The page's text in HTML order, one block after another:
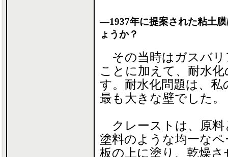
―1937年に提案された粘土
ょうか？
その当時はガスバリ
ことに加えて、耐水
す。耐水化問題は、
最も大きな壁でした。
クレーストは、原料
塗料のような均一な
板の上に塗り、乾燥